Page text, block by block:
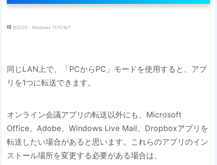
対応OS：Windows 11/10/8/7
同じLAN上で、「PCからPC」モードを使用すると、アプ
リを1つに転送できます。
オンライン会議アプリの転送以外にも、Microsoft
Office、Adobe、Windows Live Mail、Dropboxアプリを
転送したい場合があると思います。これらのアプリのイン
ストール場所を変更する必要がある場合は、